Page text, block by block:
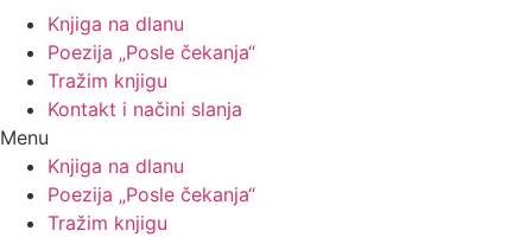
Knjiga na dlanu
Poezija „Posle čekanja“
Tražim knjigu
Kontakt i načini slanja
Menu
Knjiga na dlanu
Poezija „Posle čekanja“
Tražim knjigu